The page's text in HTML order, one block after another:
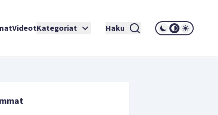
VideotKategoriat Haku